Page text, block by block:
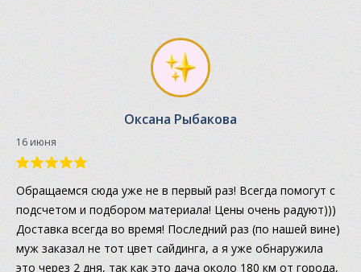
Оксана Рыбакова
16 июня
Обращаемся сюда уже не в первый раз! Всегда помогут с
подсчетом и подбором материала! Цены очень радуют)))
Доставка всегда во время! Последний раз (по нашей вине)
муж заказал не тот цвет сайдинга, а я уже обнаружила
это через 2 дня, так как это дача около 180 км от города,